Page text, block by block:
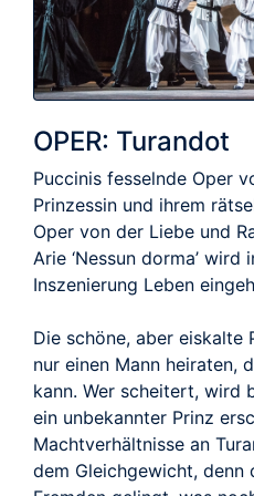
OPER: Turandot
Puccinis fesselnde Oper
Prinzessin und ihrem
Oper von der Liebe und
Arie ‘Nessun dorma’
Inszenierung Leben
Die schöne, aber eiskalte
nur einen Mann heiraten,
kann. Wer scheitert, wird
ein unbekannter Prinz
Machtverhältnisse an
dem Gleichgewicht, denn